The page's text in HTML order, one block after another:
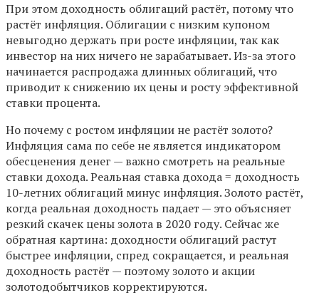
При этом доходность облигаций растёт, потому что
растёт инфляция. Облигации с низким купоном
невыгодно держать при росте инфляции, так как
инвестор на них ничего не зарабатывает. Из-за этого
начинается распродажа длинных облигаций, что
приводит к снижению их цены и росту эффективной
ставки процента.
Но почему с ростом инфляции не растёт золото?
Инфляция сама по себе не является индикатором
обесценения денег — важно смотреть на реальные
ставки дохода. Реальная ставка дохода = доходность
10-летних облигаций минус инфляция. Золото растёт,
когда реальная доходность падает — это объясняет
резкий скачек цены золота в 2020 году. Сейчас же
обратная картина: доходности облигаций растут
быстрее инфляции, спред сокращается, и реальная
доходность растёт — поэтому золото и акции
золотодобытчиков корректируются.